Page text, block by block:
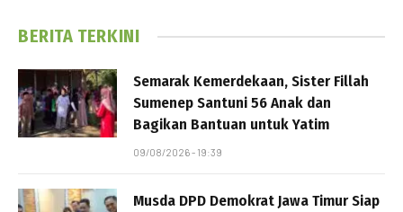
BERITA TERKINI
Semarak Kemerdekaan, Sister Fillah
Sumenep Santuni 56 Anak dan
Bagikan Bantuan untuk Yatim
09/08/2026 - 19:39
Musda DPD Demokrat Jawa Timur Siap